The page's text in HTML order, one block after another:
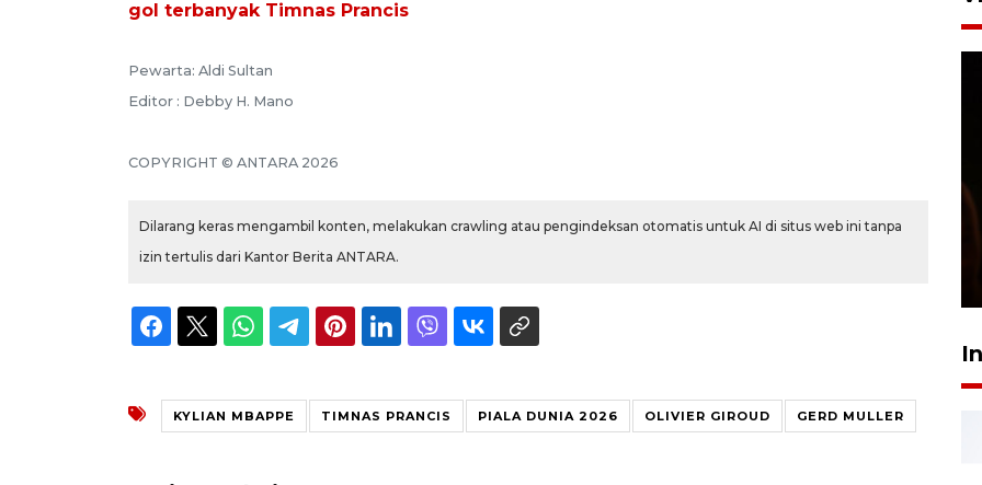
gol terbanyak Timnas Prancis
Pewarta: Aldi Sultan
Editor : Debby H. Mano
COPYRIGHT © ANTARA 2026
Dilarang keras mengambil konten, melakukan crawling atau pengindeksan otomatis untuk AI di situs web ini tanpa
izin tertulis dari Kantor Berita ANTARA.
KYLIAN MBAPPE TIMNAS PRANCIS PIALA DUNIA 2026 OLIVIER GIROUD GERD MULLER
kandungan gizi paket MBG